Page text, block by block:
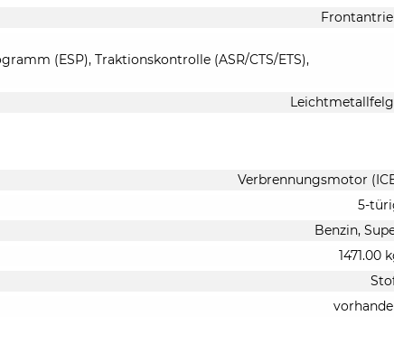
(ESP), Traktionskontrolle (ASR/CTS/ETS),
Verbrennungsmotor
5-
Benzin,
1471.00